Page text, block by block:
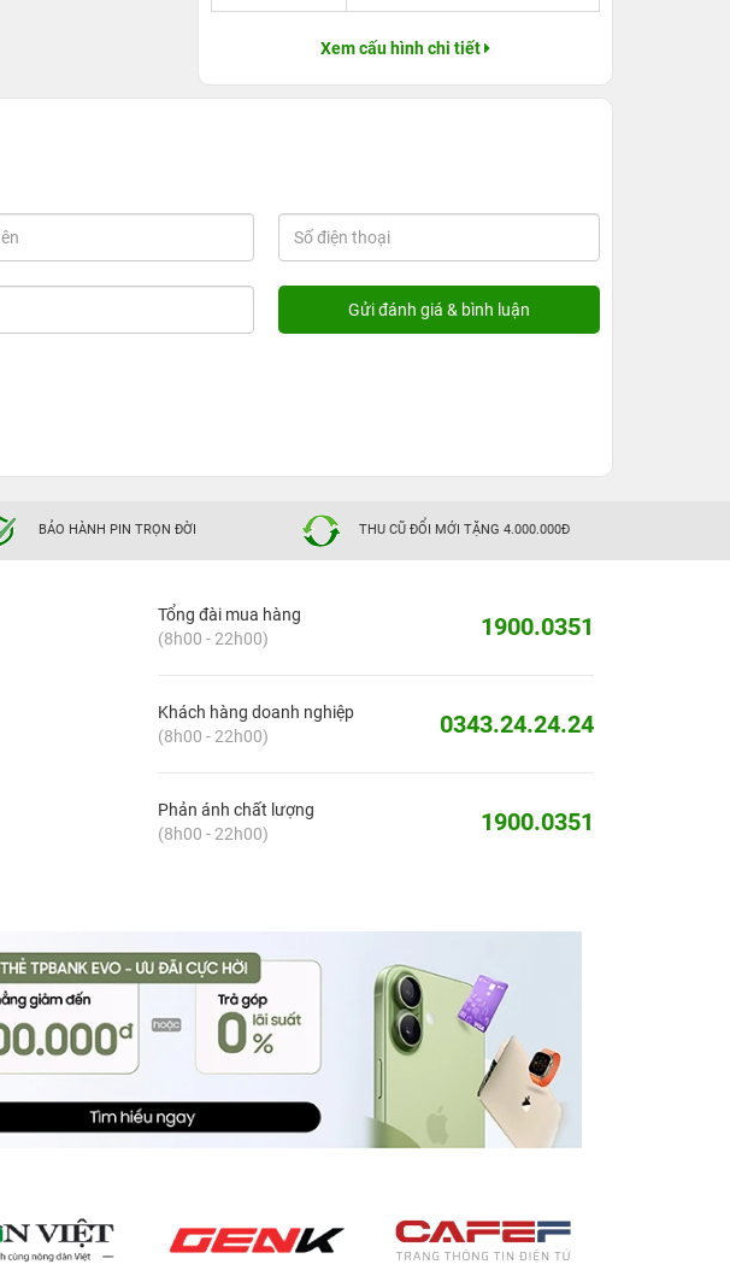
Xem cấu hình chi tiết
BẢO HÀNH PIN TRỌN ĐỜI THU CŨ ĐỔI MỚI TẶNG 4.000.000Đ
Tổng đài mua hàng
(8h00 - 22h00)
1900.0351
Khách hàng doanh nghiệp
(8h00 - 22h00)
0343.24.24.24
Phản ánh chất lượng
(8h00 - 22h00)
1900.0351